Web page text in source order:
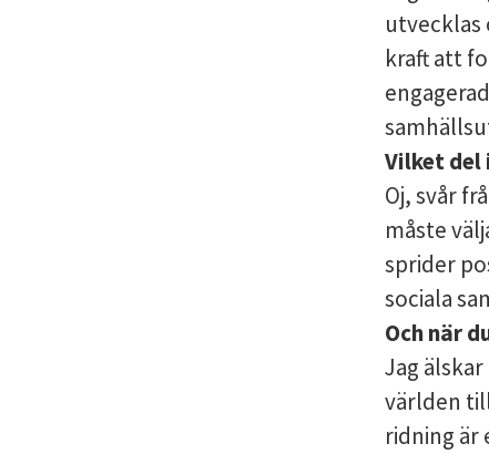
utvecklas
kraft att
Vilket del
Oj, svår
måste
sprider
sociala
Och när
Jag
världen
ridning är